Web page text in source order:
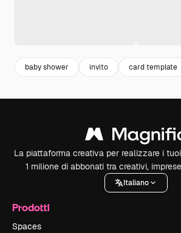
baby shower invito card template
La piattaforma creativa per realizzare i
1 milione di abbonati tra creativi,
Italiano
Prodotti
Spaces